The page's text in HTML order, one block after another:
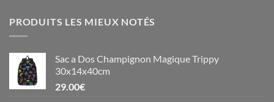
PRODUITS LES MIEUX NOTÉS
Sac a Dos Champignon Magique Trippy
30x14x40cm
29.00€